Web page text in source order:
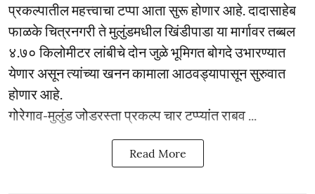
प्रकल्पातील महत्त्वाचा टप्पा आता सुरू होणार आहे. दादासाहेब
फाळके चित्रनगरी ते मुलुंडमधील खिंडीपाडा या मार्गावर तब्बल
४.७० किलोमीटर लांबीचे दोन जुळे भूमिगत बोगदे उभारण्यात
येणार असून त्यांच्या खनन कामाला आठवड्यापासून सुरुवात
होणार आहे.
गोरेगाव-मुलुंड जोडरस्ता प्रकल्प चार टप्प्यांत राबव ...
Read More